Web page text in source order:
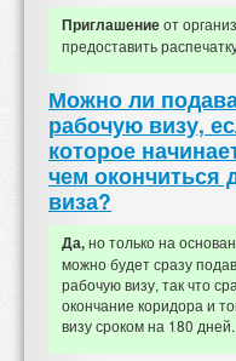
Приглашениеот
предоставить
Можно ли
рабочую визу,
которое
чем окончиться
виза?
Да,но только на
можно будет сразу
рабочую визу, так что
окончание коридора и
визу сроком на 180 дней.